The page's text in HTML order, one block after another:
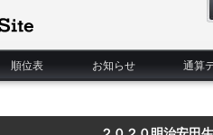
順位表 お知らせ 通算